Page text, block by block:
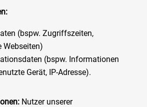
(bspw. Zugriffszeiten,
Webseiten)
(bspw. Informationen
Gerät, IP-Adresse).
Nutzer unserer